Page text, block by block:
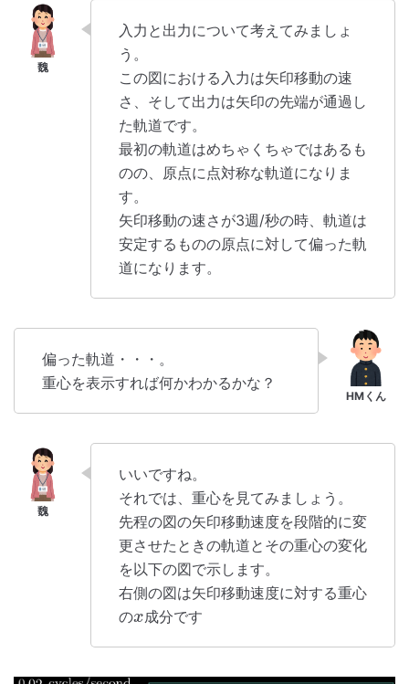
入力と出力について考えてみましょ
う。
この図における入力は矢印移動の速
さ、そして出力は矢印の先端が通過し
た軌道です。
最初の軌道はめちゃくちゃではあるも
のの、原点に点対称な軌道になりま
す。
矢印移動の速さが3週/秒の時、軌道は
安定するものの原点に対して偏った軌
道になります。
偏った軌道・・・。
重心を表示すれば何かわかるかな？
いいですね。
それでは、重心を見てみましょう。
先程の図の矢印移動速度を段階的に変
更させたときの軌道とその重心の変化
を以下の図で示します。
右側の図は矢印移動速度に対する重心
のx成分です